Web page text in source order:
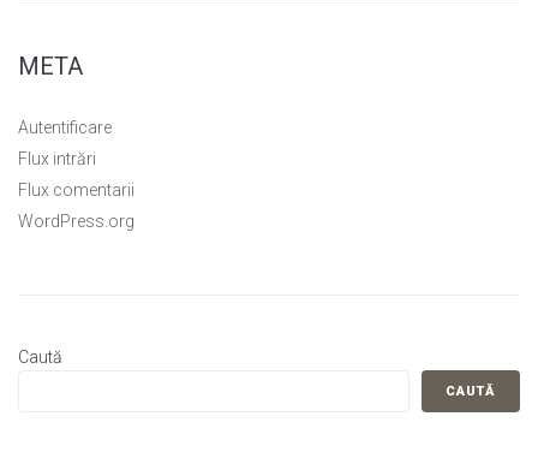
META
Autentificare
Flux intrări
Flux comentarii
WordPress.org
Caută
CAUTĂ